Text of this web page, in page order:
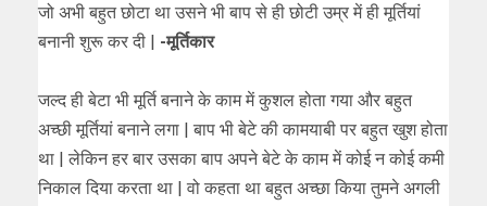
जो अभी बहुत छोटा था उसने भी बाप से ही छोटी उम्र में ही मूर्तियां
बनानी शुरू कर दी | -मूर्तिकार
जल्द ही बेटा भी मूर्ति बनाने के काम में कुशल होता गया और बहुत
अच्छी मूर्तियां बनाने लगा | बाप भी बेटे की कामयाबी पर बहुत खुश होता
था | लेकिन हर बार उसका बाप अपने बेटे के काम में कोई न कोई कमी
निकाल दिया करता था | वो कहता था बहुत अच्छा किया तुमने अगली